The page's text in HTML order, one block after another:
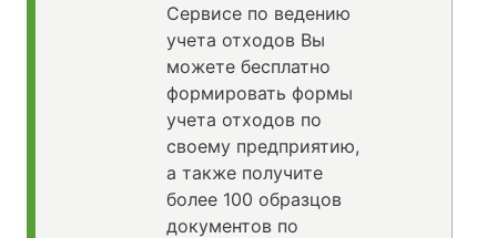
Сервисе по ведению
учета отходов Вы
можете бесплатно
формировать формы
учета отходов по
своему предприятию,
а также получите
более 100 образцов
документов по